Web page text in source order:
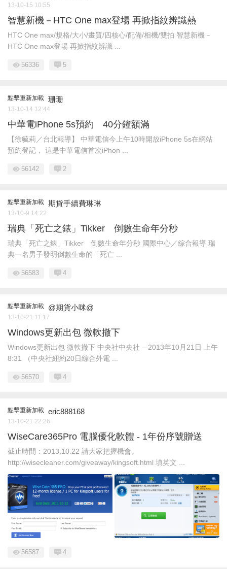
13-10-15 10:55
智慧新機－HTC One max登場 再掀指紋辨識熱
HTC One max/規格/大小/畫質/四核心/配備/相機/雙拍 智慧新機－
HTC One max登場 再掀指紋辨識 ...
56336 5
點擊重新加載 珊珊
13-10-14 12:44
中華電iPhone 5s預約 40分鐘額滿
【徐毓莉／台北報導】 中華電信今上午10時開放iPhone 5s在網站
預約登記， 這是中華電信首次iPhon ...
56142 2
點擊重新加載 期貨手續費琳琳
13-10-9 14:22
瑞典「死亡之錶」Tikker 倒數生命年分秒
瑞典「死亡之錶」Tikker 倒數生命年分秒 國際中心／綜合報導 瑞
典一名男子發明倒數生命的「死亡 ...
56583 4
點擊重新加載 @期貨小咪@
13-10-21 11:17
Windows更新出包 微軟撤下
Windows更新出包 微軟撤下 中央社中央社 – 2013年10月21日 上午
8:31 （中央社紐約20日綜合外電 ...
56570 4
點擊重新加載 eric888168
13-10-21 22:26
WiseCare365Pro 電腦優化軟體 - 1年份序號贈送
截止時間：2013.10.22 請大家把握機會。
http://wisecleaner.com/giveaway/kingsoft.html 填英文 ...
56587 4